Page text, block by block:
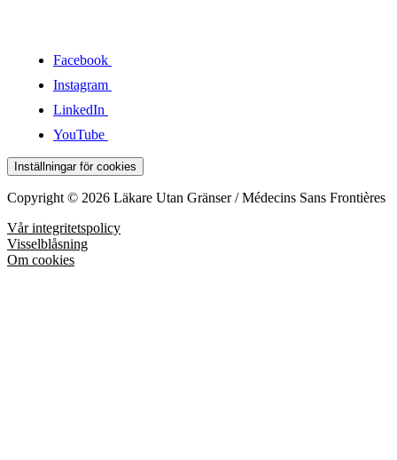
Facebook
Instagram
LinkedIn
YouTube
Inställningar för cookies
Copyright © 2026 Läkare Utan Gränser / Médecins Sans Frontières
Vår integritetspolicy
Visselblåsning
Om cookies